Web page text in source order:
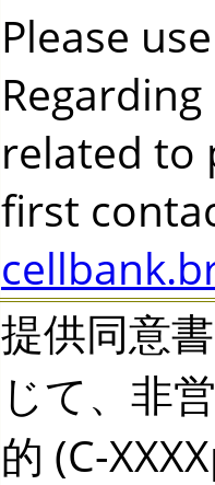
Please
related to
first
提供同意
じて、非
的 (C-